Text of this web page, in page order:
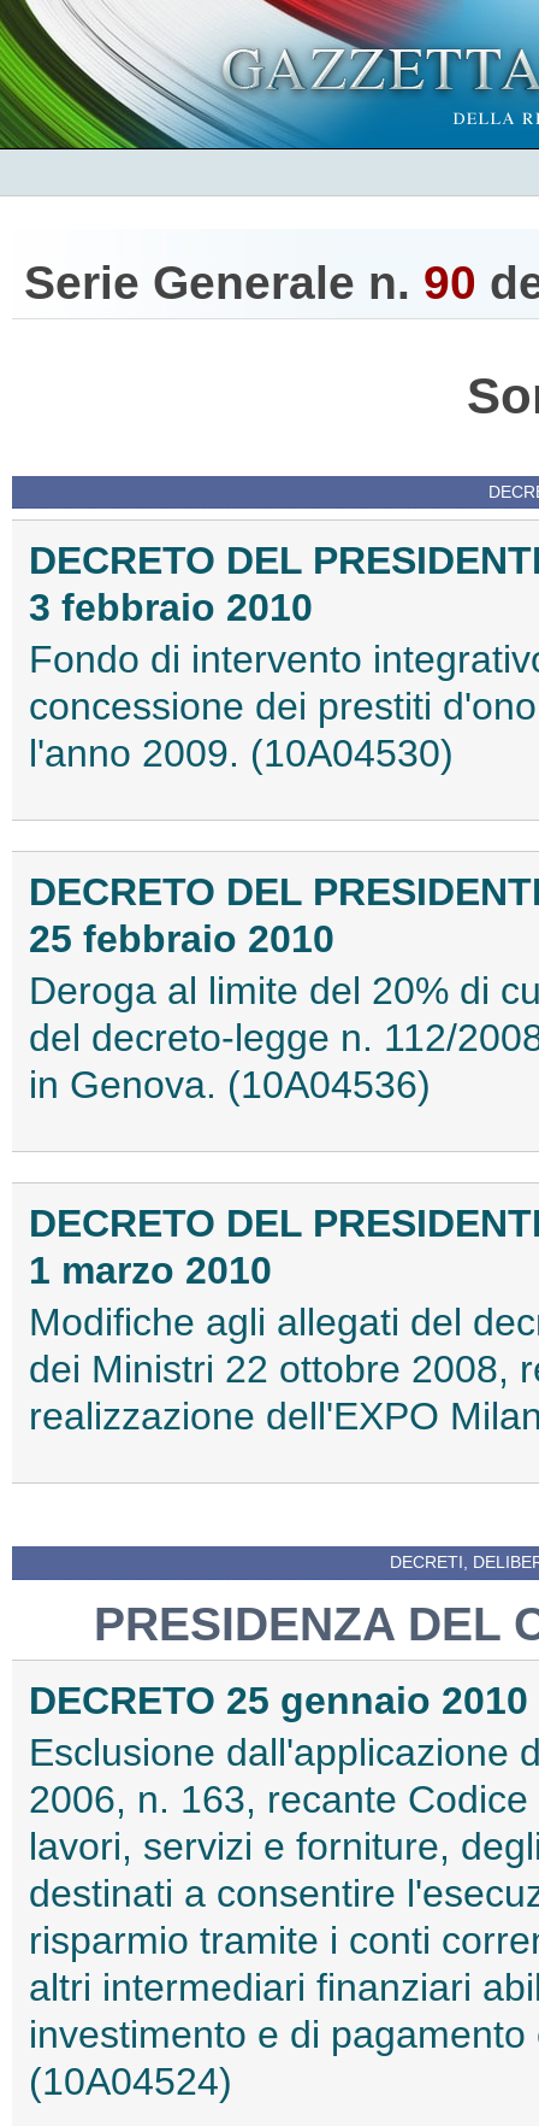
Serie Generale n. 90
DECRETO DEL
3 febbraio 2010
Fondo di intervento
concessione dei prestiti
l'anno 2009. (10A04530)
DECRETO DEL
25 febbraio 2010
Deroga al limite del 20% di
del decreto-legge n. 112/
in Genova. (10A04536)
DECRETO DEL
1 marzo 2010
Modifiche agli allegati del
dei Ministri 22 ottobre 2008,
realizzazione dell'EXPO
DECRETI,
PRESIDENZA DEL
DECRETO 25 gennaio 2010
Esclusione dall'applicazione
2006, n. 163, recante
lavori, servizi e forniture,
destinati a consentire
risparmio tramite i conti
altri intermediari finanziari
investimento e di
(10A04524)